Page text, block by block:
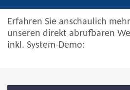
Erfahren Sie anschaulich
unseren direkt abrufbaren
inkl. System-Demo: